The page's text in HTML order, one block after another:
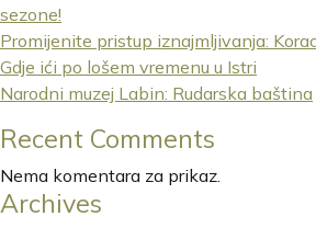
sezone!
Promijenite pristup iznajmljivanja:
Gdje ići po lošem vremenu u Istri
Narodni muzej Labin: Rudarska baština
Recent Comments
Nema komentara za prikaz.
Archives